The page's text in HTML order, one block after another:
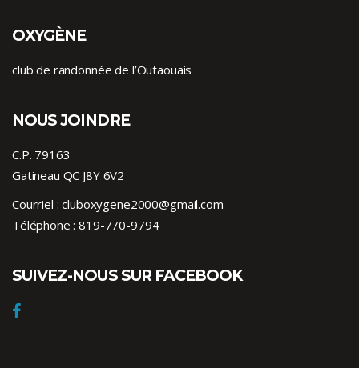
OXYGÈNE
club de randonnée de l’Outaouais
NOUS JOINDRE
C.P. 79163
Gatineau QC J8Y 6V2
Courriel :cluboxygene2000@gmail.com
Téléphone :819-770-9794
SUIVEZ-NOUS SUR FACEBOOK